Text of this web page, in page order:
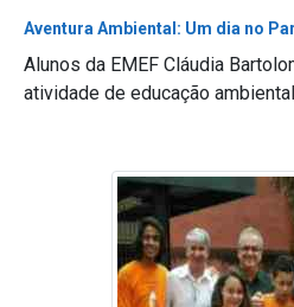
Aventura Ambiental: Um dia no
Alunos da EMEF Cláudia
atividade de educação